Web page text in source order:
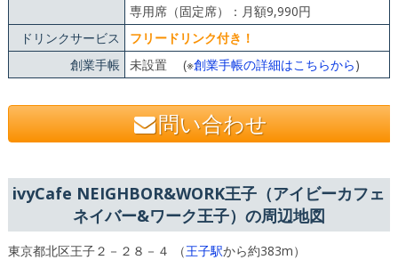
専用席（固定席）：月額9,990円
ドリンクサービス
フリードリンク付き！
創業手帳 未設置 (※創業手帳の詳細はこちらから)
問い合わせ
ivyCafe NEIGHBOR&WORK王子（アイビーカフェ
ネイバー&ワーク王子）の周辺地図
東京都北区王子２－２８－４ （王子駅から約383m）